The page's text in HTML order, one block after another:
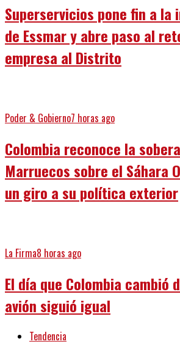
Superservicios pone fin a la
de Essmar y abre paso al
empresa al Distrito
Poder & Gobierno7 horas ago
Colombia reconoce la
Marruecos sobre el Sáhara
un giro a su política exterior
La Firma8 horas ago
El día que Colombia cambió
avión siguió igual
Tendencia